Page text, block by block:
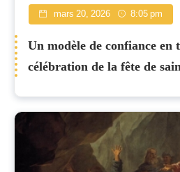
mars 20, 2026 8:05 pm
Un modèle de confiance en
célébration de la fête de